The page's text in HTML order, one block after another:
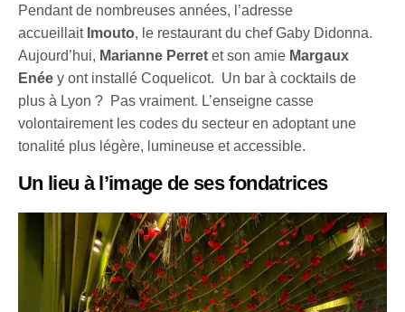
Pendant de nombreuses années, l’adresse
accueillait Imouto, le restaurant du chef Gaby Didonna.
Aujourd’hui, Marianne Perret et son amie Margaux
Enée y ont installé Coquelicot. Un bar à cocktails de
plus à Lyon ? Pas vraiment. L’enseigne casse
volontairement les codes du secteur en adoptant une
tonalité plus légère, lumineuse et accessible.
Un lieu à l’image de ses fondatrices